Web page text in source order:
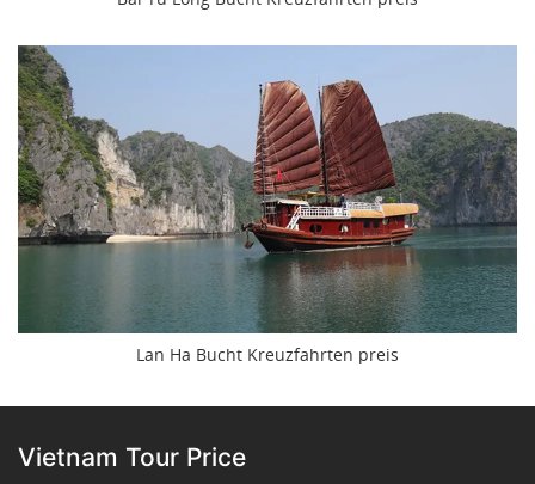
Lan Ha Bucht Kreuzfahrten preis
Vietnam Tour Price